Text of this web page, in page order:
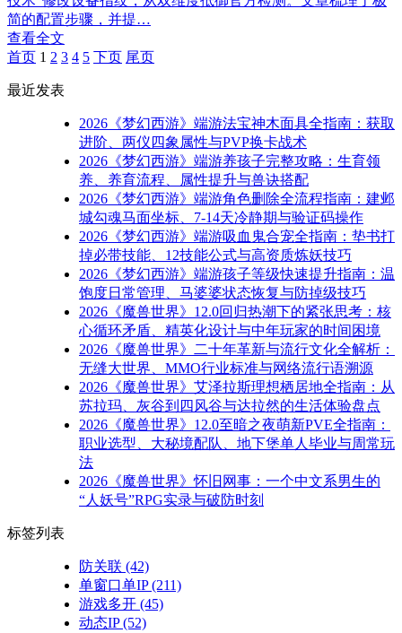
简的配置步骤，并提…
查看全文
首页 1 2 3 4 5 下页 尾页
最近发表
2026《梦幻西游》端游法宝神木面具全指南：获取
进阶、两仪四象属性与PVP换卡战术
2026《梦幻西游》端游养孩子完整攻略：生育领
养、养育流程、属性提升与兽诀搭配
2026《梦幻西游》端游角色删除全流程指南：建邺
城勾魂马面坐标、7-14天冷静期与验证码操作
2026《梦幻西游》端游吸血鬼合宠全指南：垫书打
掉必带技能、12技能公式与高资质炼妖技巧
2026《梦幻西游》端游孩子等级快速提升指南：温
饱度日常管理、马婆婆状态恢复与防掉级技巧
2026《魔兽世界》12.0回归热潮下的紧张思考：核
心循环矛盾、精英化设计与中年玩家的时间困境
2026《魔兽世界》二十年革新与流行文化全解析：
无缝大世界、MMO行业标准与网络流行语溯源
2026《魔兽世界》艾泽拉斯理想栖居地全指南：从
苏拉玛、灰谷到四风谷与达拉然的生活体验盘点
2026《魔兽世界》12.0至暗之夜萌新PVE全指南：
职业选型、大秘境配队、地下堡单人毕业与周常玩
法
2026《魔兽世界》怀旧网事：一个中文系男生的
“人妖号”RPG实录与破防时刻
标签列表
防关联 (42)
单窗口单IP(211)
游戏多开 (45)
动态IP(52)